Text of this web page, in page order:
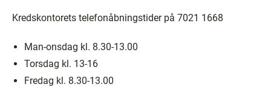
Kredskontorets telefonåbningstider på 7021 1668
Man-onsdag kl. 8.30-13.00
Torsdag kl. 13-16
Fredag kl. 8.30-13.00